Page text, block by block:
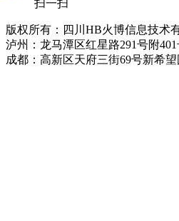
扫一扫
版权所有：四川HB火博信息技术
泸州：龙马潭区红星路291号附
成都：高新区天府三街69号新希